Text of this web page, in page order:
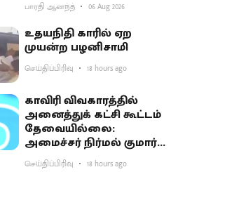
பாரதி ஆனந்த் 06 Aug 2026
உதயநிதி காரில் ஏற
முயன்ற பழனிசாமி
செய்திப்பிரிவு 18 hours ago
காவிரி விவகாரத்தில்
அனைத்துக் கட்சி கூட்டம்
தேவையில்லை:
அமைச்சர் நிர்மல் குமார்
விளக்கம்
செய்திப்பிரிவு 18 hours ago